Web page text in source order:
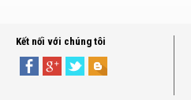
Kết nối với chúng tôi